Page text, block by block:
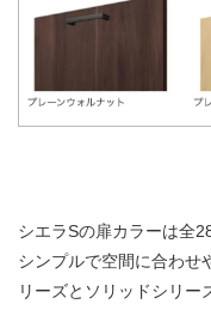
シエラSの扉カラーは全
シンプルで空間に合わせ
リーズとソリッドシリー